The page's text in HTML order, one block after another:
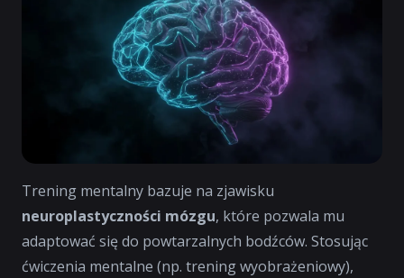
Trening mentalny bazuje na zjawisku
neuroplastyczności mózgu, które pozwala mu
adaptować się do powtarzalnych bodźców. Stosując
ćwiczenia mentalne (np. trening wyobrażeniowy),